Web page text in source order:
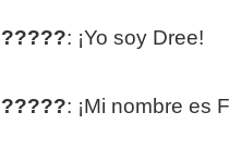
?????: ¡Yo soy Dree!
?????: ¡Mi nombre es